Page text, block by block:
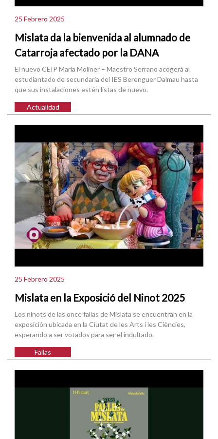
25 Febrero 2025
Mislata da la bienvenida al alumnado de
Catarroja afectado por la DANA
El nuevo CEIP María Moliner – Maestro Serrano acogerá al
estudiantado de secundaria del IES Berenguer Dalmau hasta
que sus instalaciones estén listas de nuevo.
Actualidad
25 Febrero 2025
Mislata en la Exposició del Ninot 2025
Los ninots de las once fallas de Mislata se encuentran en la
exposición ubicada en la Ciutat de les Arts i les Ciències,
esperando a ser votados para ser el indultado.
Fallas